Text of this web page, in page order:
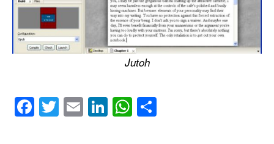
Jutoh
Facebook
Twitter
EmailLinkedIn
WhatsApp